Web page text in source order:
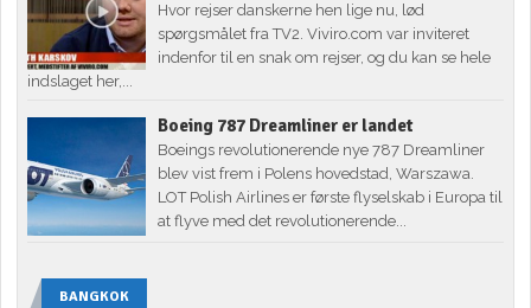
Hvor rejser danskerne hen lige nu, lød
spørgsmålet fra TV2. Viviro.com var inviteret
indenfor til en snak om rejser, og du kan se hele
indslaget her,...
Boeing 787 Dreamliner er landet
Boeings revolutionerende nye 787 Dreamliner
blev vist frem i Polens hovedstad, Warszawa.
LOT Polish Airlines er første flyselskab i Europa til
at flyve med det revolutionerende...
BANGKOK